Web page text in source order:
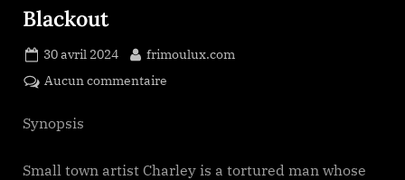
Blackout
Posted
on
30 avril 2024 By
frimoulux.com
Aucun commentaire
Synopsis
Small town artist Charley is a tortured man whose